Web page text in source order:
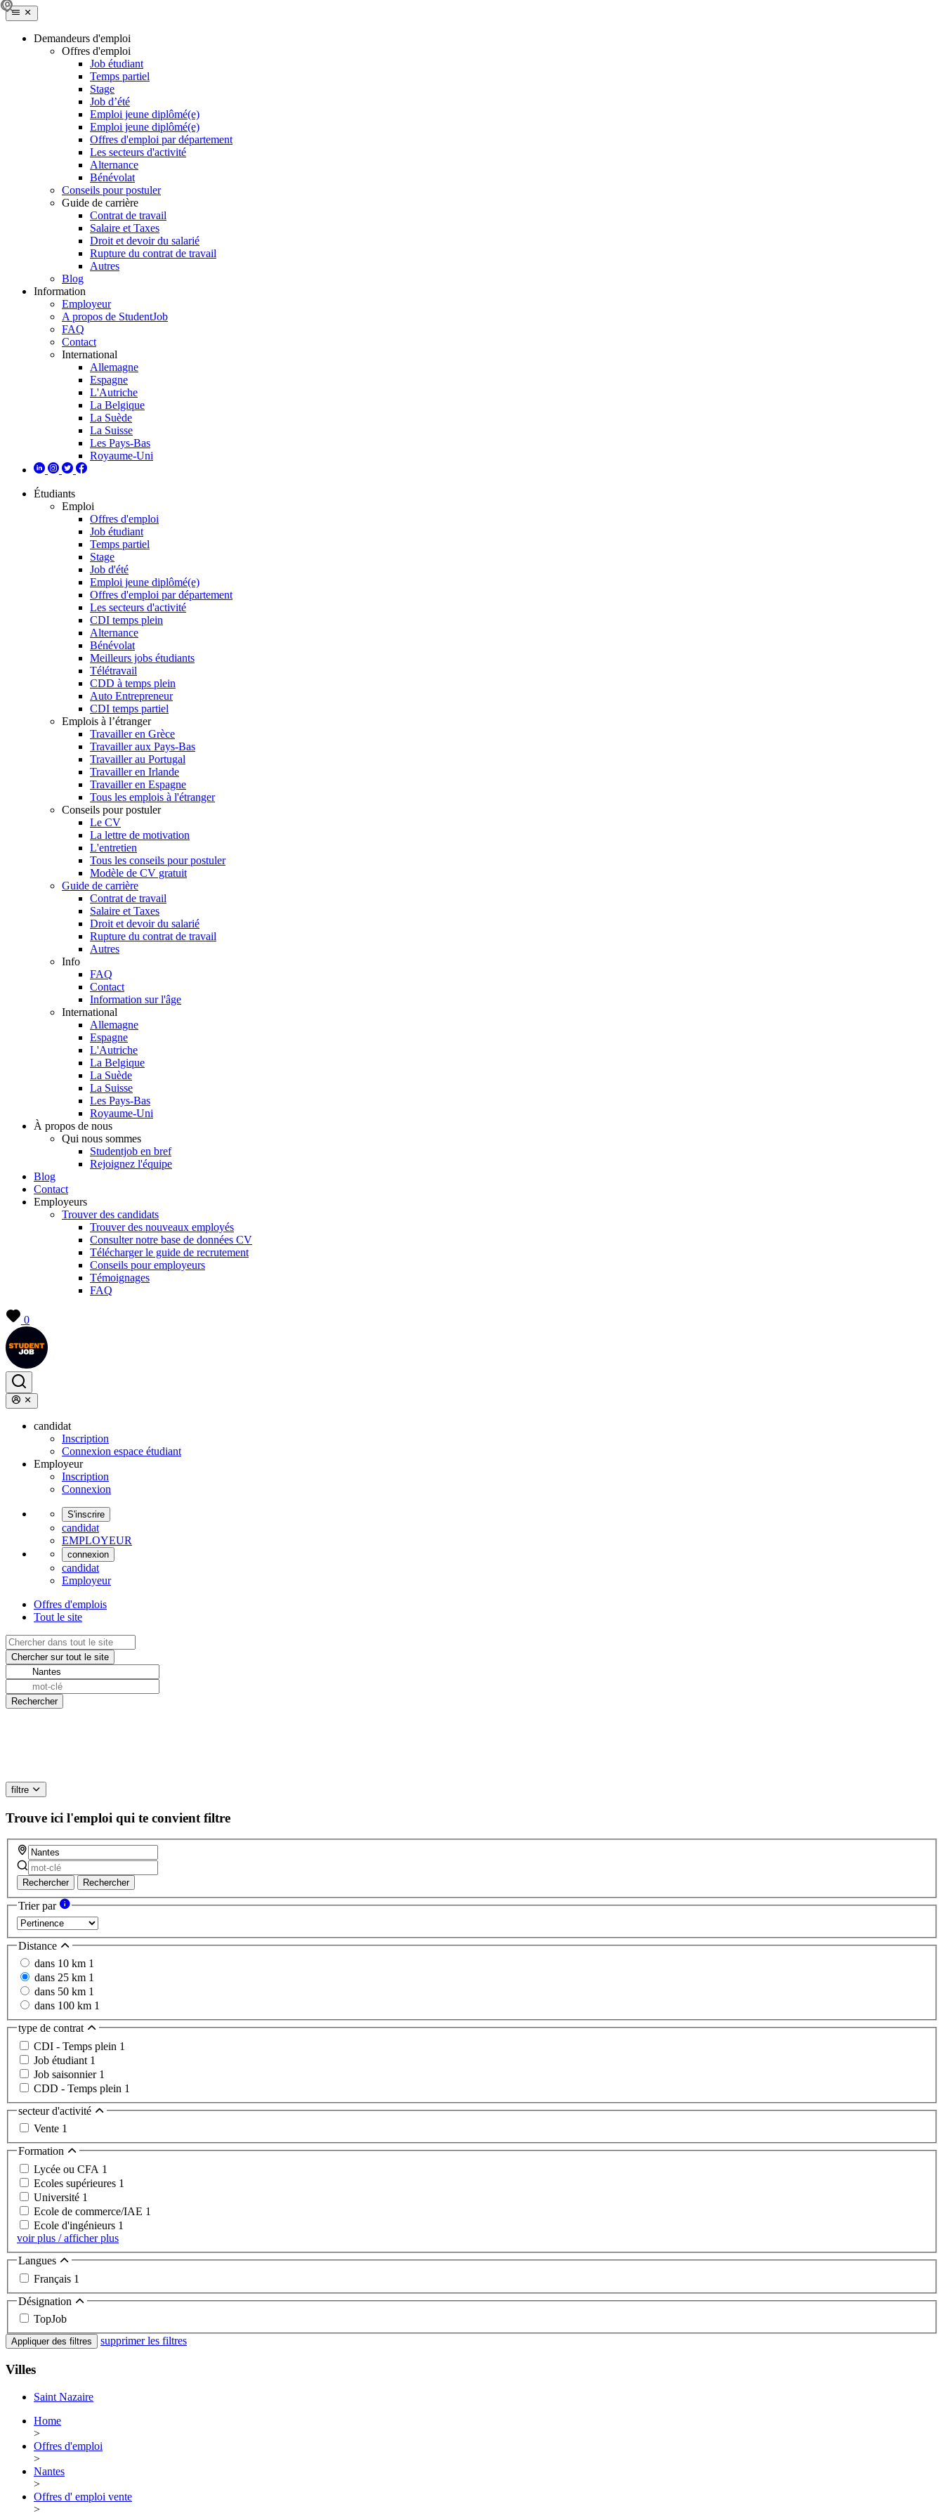
Demandeurs d'emploi
Offres d'emploi
Job étudiant
Temps partiel
Stage
Job d’été
Emploi jeune diplômé(e)
Emploi jeune diplômé(e)
Offres d'emploi par département
Les secteurs d'activité
Alternance
Bénévolat
Conseils pour postuler
Guide de carrière
Contrat de travail
Salaire et Taxes
Droit et devoir du salarié
Rupture du contrat de travail
Autres
Blog
Information
Employeur
A propos de StudentJob
FAQ
Contact
International
Allemagne
Espagne
L'Autriche
La Belgique
La Suède
La Suisse
Les Pays-Bas
Royaume-Uni
Étudiants
Emploi
Offres d'emploi
Job étudiant
Temps partiel
Stage
Job d'été
Emploi jeune diplômé(e)
Offres d'emploi par département
Les secteurs d'activité
CDI temps plein
Alternance
Bénévolat
Meilleurs jobs étudiants
Télétravail
CDD à temps plein
Auto Entrepreneur
CDI temps partiel
Emplois à l’étranger
Travailler en Grèce
Travailler aux Pays-Bas
Travailler au Portugal
Travailler en Irlande
Travailler en Espagne
Tous les emplois à l'étranger
Conseils pour postuler
Le CV
La lettre de motivation
L'entretien
Tous les conseils pour postuler
Modèle de CV gratuit
Guide de carrière
Contrat de travail
Salaire et Taxes
Droit et devoir du salarié
Rupture du contrat de travail
Autres
Info
FAQ
Contact
Information sur l'âge
International
Allemagne
Espagne
L'Autriche
La Belgique
La Suède
La Suisse
Les Pays-Bas
Royaume-Uni
À propos de nous
Qui nous sommes
Studentjob en bref
Rejoignez l'équipe
Blog
Contact
Employeurs
Trouver des candidats
Trouver des nouveaux employés
Consulter notre base de données CV
Télécharger le guide de recrutement
Conseils pour employeurs
Témoignages
FAQ
0
candidat
Inscription
Connexion espace étudiant
Employeur
Inscription
Connexion
S'inscrire
candidat
EMPLOYEUR
connexion
candidat
Employeur
Offres d'emplois
Tout le site
filtre
Trouve ici l'emploi qui te convient filtre
Rechercher Rechercher
Trier par
Distance
dans 10 km 1
dans 25 km 1
dans 50 km 1
dans 100 km 1
type de contrat
CDI - Temps plein 1
Job étudiant 1
Job saisonnier 1
CDD - Temps plein 1
secteur d'activité
Vente 1
Formation
Lycée ou CFA 1
Ecoles supérieures 1
Université 1
Ecole de commerce/IAE 1
Ecole d'ingénieurs 1
voir plus / afficher plus
Langues
Français 1
Désignation
TopJob
Appliquer des filtres supprimer les filtres
Villes
Saint Nazaire
Home
>
Offres d'emploi
>
Nantes
>
Offres d' emploi vente
>